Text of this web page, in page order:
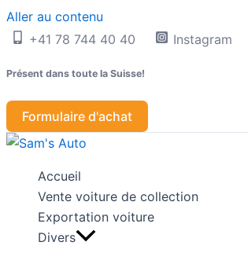
Aller au contenu
+41 78 744 40 40
Instagram
Présent dans toute la Suisse!
Formulaire d'achat
Accueil
Vente voiture de collection
Exportation voiture
Divers